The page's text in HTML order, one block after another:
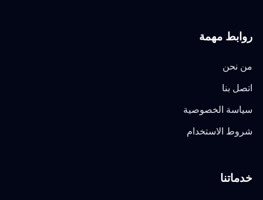
روابط مهمة
من نحن
اتصل بنا
سياسة الخصوصية
شروط الاستخدام
خدماتنا